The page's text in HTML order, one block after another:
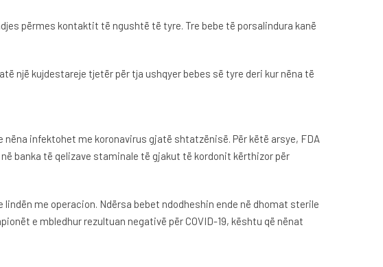
përmes kontaktit të ngushtë të tyre. Tre bebe të porsalindura kanë
një kujdestareje tjetër për tja ushqyer bebes së tyre deri kur nëna të
infektohet me koronavirus gjatë shtatzënisë. Për këtë arsye, FDA
banka të qelizave staminale të gjakut të kordonit kërthizor për
me operacion. Ndërsa bebet ndodheshin ende në dhomat sterile
e mbledhur rezultuan negativë për COVID-19, kështu që nënat